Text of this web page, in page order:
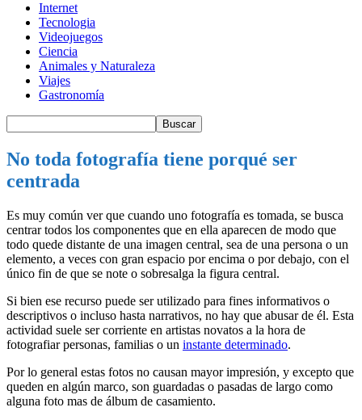
Internet
Tecnologia
Videojuegos
Ciencia
Animales y Naturaleza
Viajes
Gastronomía
No toda fotografía tiene porqué ser
centrada
Es muy común ver que cuando uno fotografía es tomada, se busca
centrar todos los componentes que en ella aparecen de modo que
todo quede distante de una imagen central, sea de una persona o un
elemento, a veces con gran espacio por encima o por debajo, con el
único fin de que se note o sobresalga la figura central.
Si bien ese recurso puede ser utilizado para fines informativos o
descriptivos o incluso hasta narrativos, no hay que abusar de él. Esta
actividad suele ser corriente en artistas novatos a la hora de
fotografiar personas, familias o un instante determinado.
Por lo general estas fotos no causan mayor impresión, y excepto que
queden en algún marco, son guardadas o pasadas de largo como
alguna foto mas de álbum de casamiento.